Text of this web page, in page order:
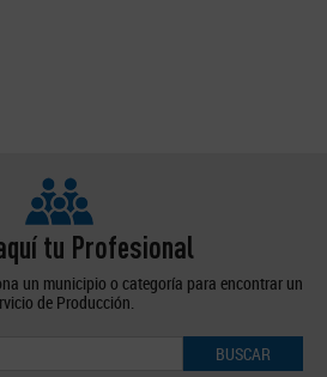
tu Profesional
un municipio o categoría para encontrar un
de Producción.
BUSCAR